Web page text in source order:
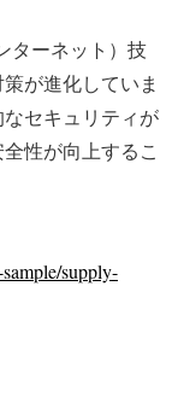
ターネット）技
が進化していま
セキュリティが
性が向上するこ
supply-